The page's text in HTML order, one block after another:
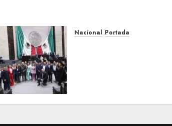
Nacional Portada